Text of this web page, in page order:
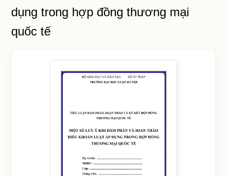
dụng trong hợp đồng thương mại
quốc tế